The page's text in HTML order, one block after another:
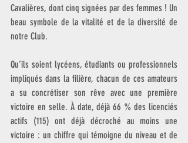
Cavalières, dont cinq signées par des femmes ! Un
beau symbole de la vitalité et de la diversité de
notre Club.
Qu’ils soient lycéens, étudiants ou professionnels
impliqués dans la filière, chacun de ces amateurs
a su concrétiser son rêve avec une première
victoire en selle. À date, déjà 66 % des licenciés
actifs (115) ont déjà décroché au moins une
victoire : un chiffre qui témoigne du niveau et de